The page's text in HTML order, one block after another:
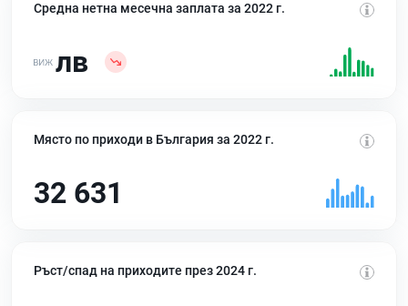
Средна нетна месечна заплата за 2022 г.
лв
Място по приходи в България за 2022 г.
32 631
Ръст/спад на приходите през 2024 г.